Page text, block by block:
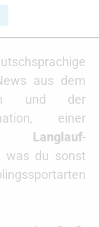
aus dem
und der
einer
Langlauf-
was du sonst